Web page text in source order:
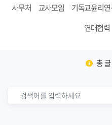
사무처
교사모임 기독교윤리
연대협력
총